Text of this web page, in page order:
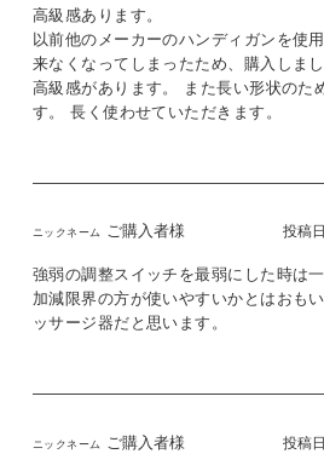
高級感あります。
以前他のメーカーのハンディガンを使
来なくなってしまったため、購入しま
高級感があります。 また長い形状のた
す。 長く使わせていただきます。
ご購入者様 投稿日
強弱の調整スイッチを最弱にした時は
加減限界の方が使いやすいかとはおも
ッサージ器だと思います。
ご購入者様 投稿日